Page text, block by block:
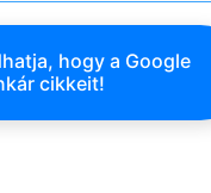
hogy a Google
cikkeit!